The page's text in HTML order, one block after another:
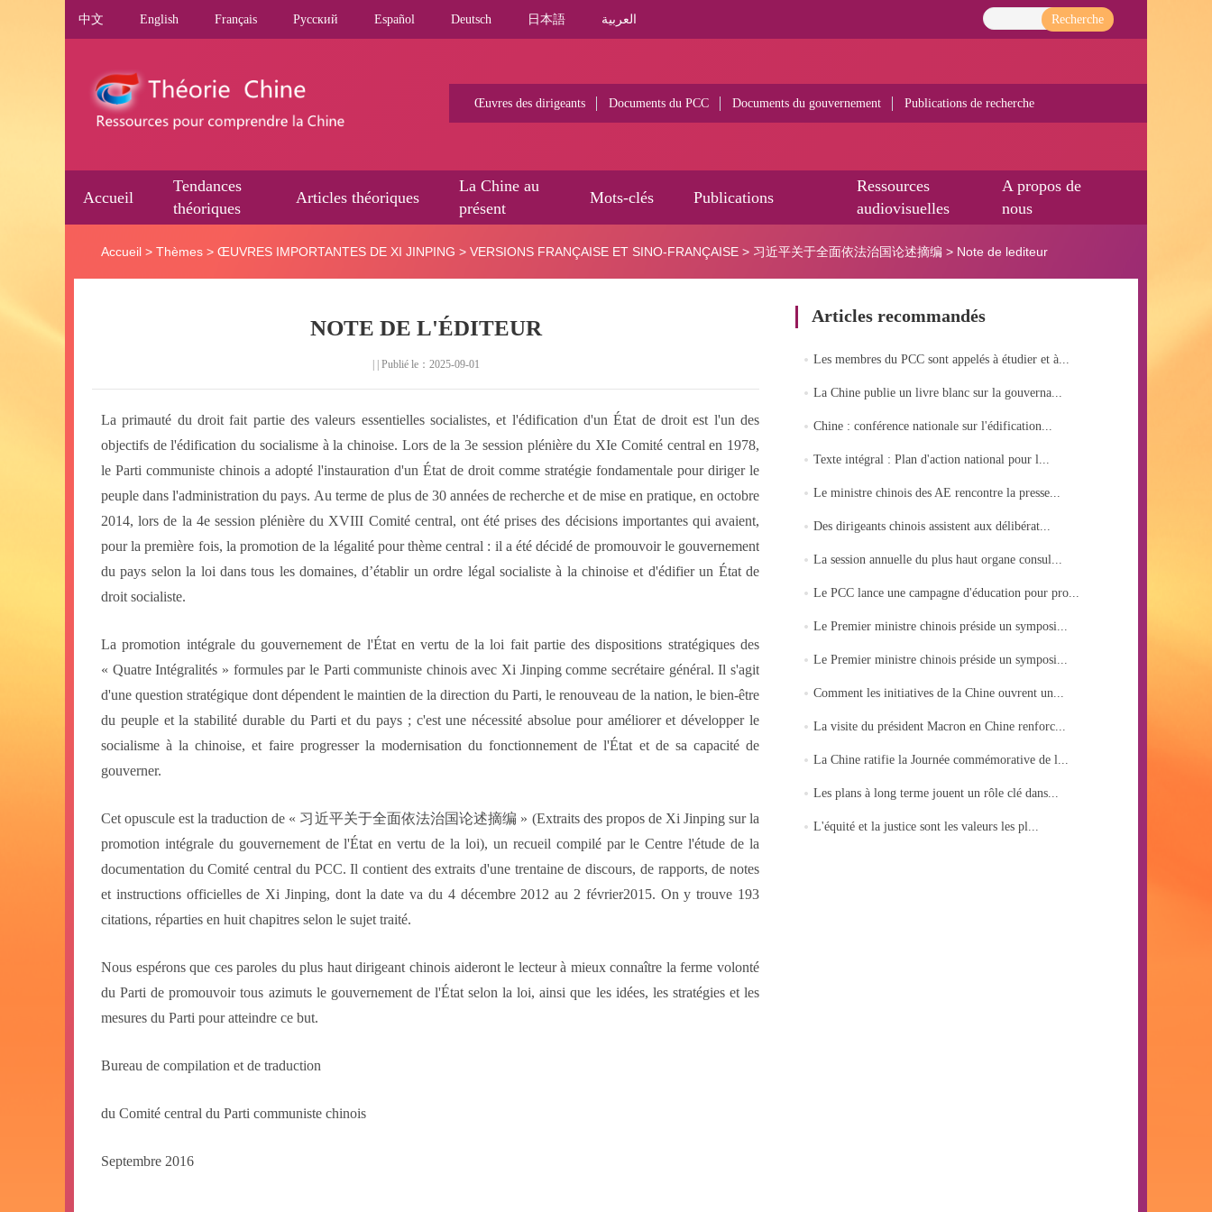
中文 English Français Pусский Español Deutsch 日本語 العربية Recherche
Œuvres des dirigeants Documents du PCC Documents du gouvernement Publications de recherche
Accueil
Tendances
théoriques
Articles théoriques
La Chine au
présent
Mots-clés Publications
Ressources
audiovisuelles
A propos de
nous
Accueil > Thèmes > ŒUVRES IMPORTANTES DE XI JINPING > VERSIONS FRANÇAISE ET SINO-FRANÇAISE > 习近平关于全面依法治国论述摘编 > Note de lediteur
NOTE DE L'ÉDITEUR
| | Publié le：2025-09-01
La primauté du droit fait partie des valeurs essentielles socialistes, et l'édification d'un État de droit est l'un des
objectifs de l'édification du socialisme à la chinoise. Lors de la 3e session plénière du XIe Comité central en 1978,
le Parti communiste chinois a adopté l'instauration d'un État de droit comme stratégie fondamentale pour diriger le
peuple dans l'administration du pays. Au terme de plus de 30 années de recherche et de mise en pratique, en octobre
2014, lors de la 4esession plénière du XVIII Comité central, ont été prises des décisions importantes qui avaient,
pour la première fois, la promotion de la légalité pour thème central : il a été décidé de promouvoir le gouvernement
du pays selon la loi dans tous les domaines, d’établir un ordre légal socialiste à la chinoise et d'édifier un État de
droit socialiste.
La promotion intégrale du gouvernement de l'État en vertu de la loi fait partie des dispositions stratégiques des
« Quatre Intégralités » formules par le Parti communiste chinois avec Xi Jinping comme secrétaire général. Il s'agit
d'une question stratégique dont dépendent le maintien de la direction du Parti, le renouveau de la nation, le bien-être
du peuple et la stabilité durable du Parti et du pays ; c'est une nécessité absolue pour améliorer et développer le
socialisme à la chinoise, et faire progresser la modernisation du fonctionnement de l'État et de sa capacité de
gouverner.
Cet opuscule est la traduction de « 习近平关于全面依法治国论述摘编 » (Extraits des propos de Xi Jinping sur la
promotion intégrale du gouvernement de l'État en vertu de la loi), un recueil compilé par le Centre l'étude de la
documentation du Comité central du PCC. Il contient des extraits d'une trentaine de discours, de rapports, de notes
et instructions officielles de Xi Jinping, dont la date va du 4 décembre 2012 au 2 février2015. On y trouve 193
citations, réparties en huit chapitres selon le sujet traité.
Nous espérons que ces paroles du plus haut dirigeant chinois aideront le lecteur à mieux connaître la ferme volonté
du Parti de promouvoir tous azimuts le gouvernement de l'État selon la loi, ainsi que les idées, les stratégies et les
mesures du Parti pour atteindre ce but.
Bureau de compilation et de traduction
du Comité central du Parti communiste chinois
Septembre 2016
Articles recommandés
Les membres du PCC sont appelés à étudier et à...
La Chine publie un livre blanc sur la gouverna...
Chine : conférence nationale sur l'édification...
Texte intégral : Plan d'action national pour l...
Le ministre chinois des AE rencontre la presse...
Des dirigeants chinois assistent aux délibérat...
La session annuelle du plus haut organe consul...
Le PCC lance une campagne d'éducation pour pro...
Le Premier ministre chinois préside un symposi...
Le Premier ministre chinois préside un symposi...
Comment les initiatives de la Chine ouvrent un...
La visite du président Macron en Chine renforc...
La Chine ratifie la Journée commémorative de l...
Les plans à long terme jouent un rôle clé dans...
L'équité et la justice sont les valeurs les pl...